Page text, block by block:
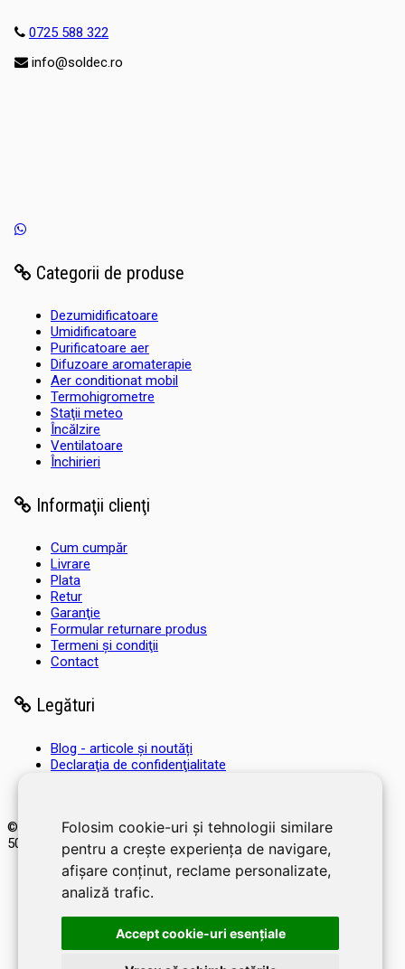
Folosim cookie-uri și tehnologii similare
pentru a crește experiența de navigare,
afișare conținut, reclame personalizate,
analiză trafic.
Accept cookie-uri esenţiale
0725 588 322
info@soldec.ro
Categorii de produse
Dezumidificatoare
Umidificatoare
Purificatoare aer
Difuzoare aromaterapie
Aer conditionat mobil
Termohigrometre
Staţii meteo
Încălzire
Ventilatoare
Închirieri
Informaţii clienţi
Cum cumpăr
Livrare
Plata
Retur
Garanţie
Formular returnare produs
Termeni şi condiţii
Contact
Legături
Blog - articole și noutăți
Declaraţia de confidenţialitate
© 2026 SOLDEC SRL, RO1822625, J12/4355/2005, Cap Social:
50.000 RON. Magazin dezvoltat deLiveCOM